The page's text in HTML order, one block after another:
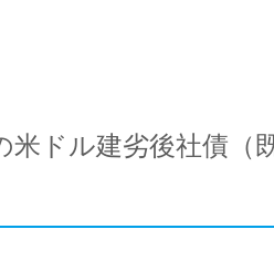
米ドル建劣後社債（